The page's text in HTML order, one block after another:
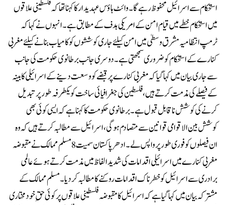
استحکام سے اسرائیل محفوظ رہے گا۔وائٹ ہاؤس عہدیدار کا کہنا تھا کہ فلسطینی علاقوں
میں استحکام خطے میں قیام امن کے امریکی ہدف کے مطابق ہے۔انہوں نے کہا کہ
ٹرمپ انتظامیہ مشرق وسطیٰ میں امن کیلئے جاری کوششوں کو کامیاب بنانے کیلئے مغربی
کنارے کے استحکام کو ضروری سمجھتی ہے۔دوسری جانب برطانوی حکومت کی جانب
سے جاری بیان میں کہا گیا کہ مغربی کنارے پر قبضے کو وسعت دینے کے اسرائیلی کابینہ
کے فیصلے کی مذمت کرتے ہیں، فلسطین کی جغرافیائی ساخت کو یکطرفہ طور پر تبدیل
کرنے کی کوشش ناقابل قبول ہے۔برطانوی حکومت کا کہنا ہے کہ ایسی کوئی بھی
کوشش بین الاقوامی قوانین سے متصادم ہوگی، اسرائیل سے مطالبہ کرتے ہیں کہ وہ
ان فیصلوں کو فوری طور پر واپس لے۔ادھر پاکستان سمیت 8 مسلم ممالک نے مقبوضہ
مغربی کنارے میں اسرائیلی اقدامات کی شدید الفاظ میں مذمت کرتے ہوئے عالمی
برادری سے اسرائیل کو خطرناک اقدامات روکنے کا مطالبہ کر دیا۔مسلم ممالک کے
مشترکہ بیان میں کہا گیا ہے کہ اسرائیل کا مقبوضہ فلسطینی علاقوں پر کوئی حقِ خودمختاری